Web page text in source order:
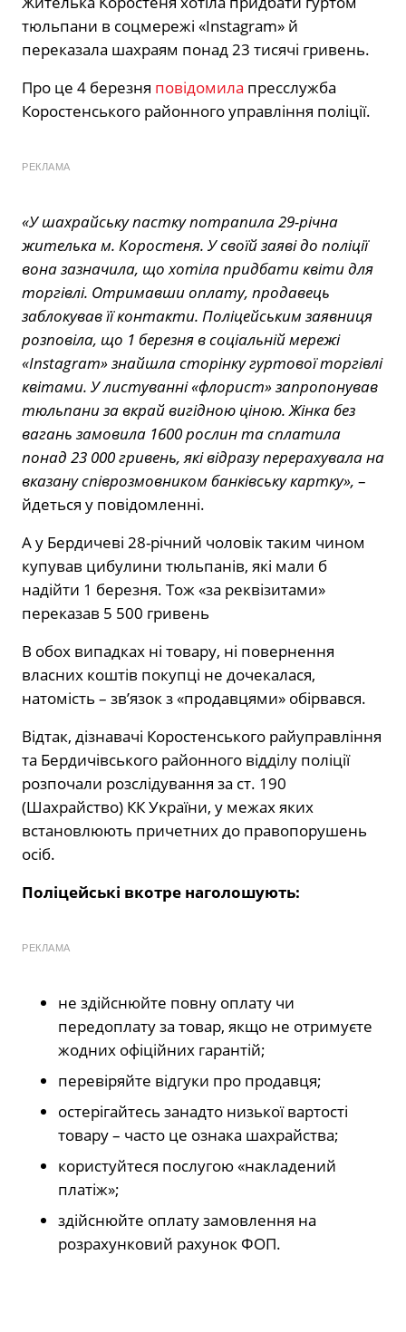
тюльпани в соцмережі «Instagram» й
переказала шахраям понад 23 тисячі гривень.
Про це 4 березня повідомила пресслужба
Коростенського районного управління поліції.
РЕКЛАМА
«У шахрайську пастку потрапила 29-річна
жителька м. Коростеня. У своїй заяві до поліції
вона зазначила, що хотіла придбати квіти для
торгівлі. Отримавши оплату, продавець
заблокував її контакти. Поліцейським заявниця
розповіла, що 1 березня в соціальній мережі
«Instagram» знайшла сторінку гуртової торгівлі
квітами. У листуванні «флорист» запропонував
тюльпани за вкрай вигідною ціною. Жінка без
вагань замовила 1600 рослин та сплатила
понад 23 000 гривень, які відразу перерахувала на
вказану співрозмовником банківську картку», –
йдеться у повідомленні.
А у Бердичеві 28-річний чоловік таким чином
купував цибулини тюльпанів, які мали б
надійти 1 березня. Тож «за реквізитами»
переказав 5 500 гривень
В обох випадках ні товару, ні повернення
власних коштів покупці не дочекалася,
натомість – зв’язок з «продавцями» обірвався.
Відтак, дізнавачі Коростенського райуправління
та Бердичівського районного відділу поліції
розпочали розслідування за ст. 190
(Шахрайство) КК України, у межах яких
встановлюють причетних до правопорушень
осіб.
Поліцейські вкотре наголошують:
РЕКЛАМА
не здійснюйте повну оплату чи
передоплату за товар, якщо не отримуєте
жодних офіційних гарантій;
перевіряйте відгуки про продавця;
остерігайтесь занадто низької вартості
товару – часто це ознака шахрайства;
користуйтеся послугою «накладений
платіж»;
здійснюйте оплату замовлення на
розрахунковий рахунок ФОП.